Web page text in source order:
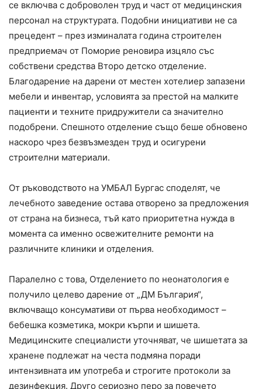
се включва с доброволен труд и част от медицинския
персонал на структурата. Подобни инициативи не са
прецедент – през изминалата година строителен
предприемач от Поморие реновира изцяло със
собствени средства Второ детско отделение.
Благодарение на дарени от местен хотелиер запазени
мебели и инвентар, условията за престой на малките
пациенти и техните придружители са значително
подобрени. Спешното отделение също беше обновено
наскоро чрез безвъзмезден труд и осигурени
строителни материали.
От ръководството на УМБАЛ Бургас споделят, че
лечебното заведение остава отворено за предложения
от страна на бизнеса, тъй като приоритетна нужда в
момента са именно освежителните ремонти на
различните клиники и отделения.
Паралелно с това, Отделението по неонатология е
получило целево дарение от „ДМ България“,
включващо консумативи от първа необходимост –
бебешка козметика, мокри кърпи и шишета.
Медицинските специалисти уточняват, че шишетата за
хранене подлежат на честа подмяна поради
интензивната им употреба и строгите протоколи за
дезинфекция. Друго сериозно перо за повечето